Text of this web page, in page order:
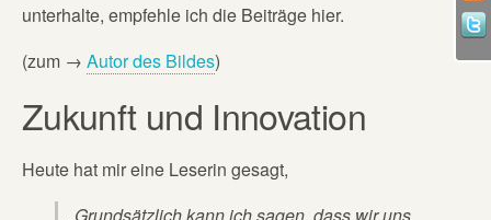
unterhalte, empfehle ich die Beiträge hier.
(zum → Autor des Bildes)
Zukunft und Innovation
Heute hat mir eine Leserin gesagt,